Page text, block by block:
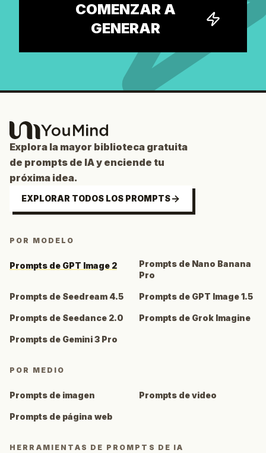
COMENZAR A
GENERAR
Explora la mayor biblioteca gratuita
de prompts de IA y enciende tu
próxima idea.
EXPLORAR TODOS LOS PROMPTS
POR MODELO
Prompts de GPT Image 2
Prompts de Nano Banana
Pro
Prompts de Seedream 4.5 Prompts de GPT Image 1.5
Prompts de Seedance 2.0 Prompts de Grok Imagine
Prompts de Gemini 3 Pro
POR MEDIO
Prompts de imagen Prompts de video
Prompts de página web
HERRAMIENTAS DE PROMPTS DE IA